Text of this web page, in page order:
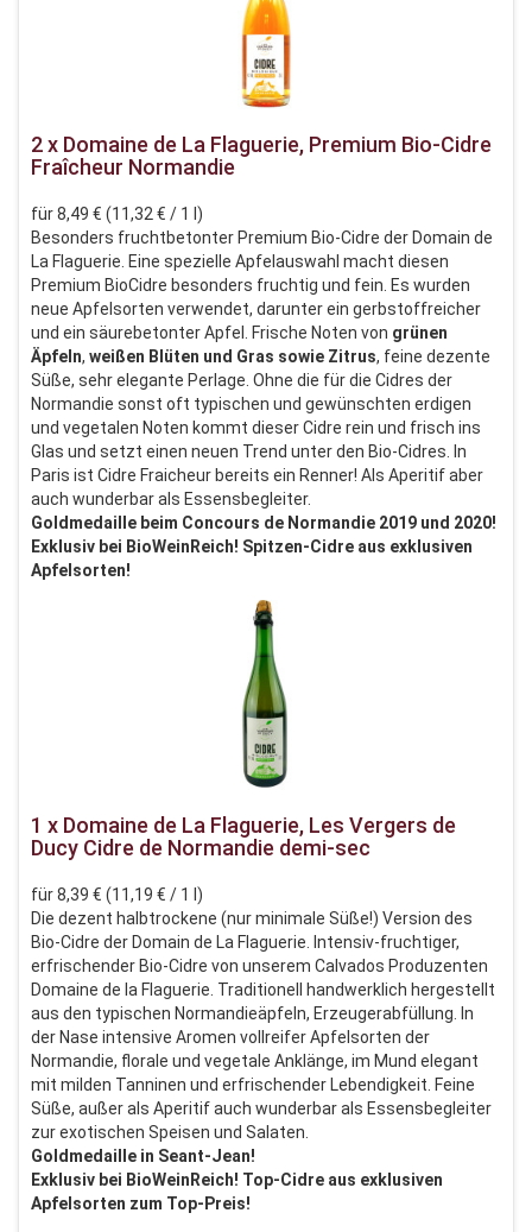
2 x Domaine de La Flaguerie, Premium Bio-Cidre
Fraîcheur Normandie
für 8,49 € (11,32 € / 1 l)
Besonders fruchtbetonter Premium Bio-Cidre der Domain de
La Flaguerie. Eine spezielle Apfelauswahl macht diesen
Premium BioCidre besonders fruchtig und fein. Es wurden
neue Apfelsorten verwendet, darunter ein gerbstoffreicher
und ein säurebetonter Apfel. Frische Noten von grünen
Äpfeln, weißen Blüten und Gras sowie Zitrus, feine dezente
Süße, sehr elegante Perlage. Ohne die für die Cidres der
Normandie sonst oft typischen und gewünschten erdigen
und vegetalen Noten kommt dieser Cidre rein und frisch ins
Glas und setzt einen neuen Trend unter den Bio-Cidres. In
Paris ist Cidre Fraicheur bereits ein Renner! Als Aperitif aber
auch wunderbar als Essensbegleiter.
Goldmedaille beim Concours de Normandie 2019 und 2020!
Exklusiv bei BioWeinReich! Spitzen-Cidre aus exklusiven
Apfelsorten!
1 x Domaine de La Flaguerie, Les Vergers de
Ducy Cidre de Normandie demi-sec
für 8,39 € (11,19 € / 1 l)
Die dezent halbtrockene (nur minimale Süße!) Version des
Bio-Cidre der Domain de La Flaguerie. Intensiv-fruchtiger,
erfrischender Bio-Cidre von unserem Calvados Produzenten
Domaine de la Flaguerie. Traditionell handwerklich hergestellt
aus den typischen Normandieäpfeln, Erzeugerabfüllung. In
der Nase intensive Aromen vollreifer Apfelsorten der
Normandie, florale und vegetale Anklänge, im Mund elegant
mit milden Tanninen und erfrischender Lebendigkeit. Feine
Süße, außer als Aperitif auch wunderbar als Essensbegleiter
zur exotischen Speisen und Salaten.
Goldmedaille in Seant-Jean!
Exklusiv bei BioWeinReich! Top-Cidre aus exklusiven
Apfelsorten zum Top-Preis!